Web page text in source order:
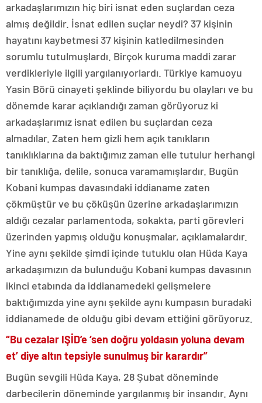
arkadaşlarımızın hiç biri isnat eden suçlardan ceza
almış değildir. İsnat edilen suçlar neydi? 37 kişinin
hayatını kaybetmesi 37 kişinin katledilmesinden
sorumlu tutulmuşlardı. Birçok kuruma maddi zarar
verdikleriyle ilgili yargılanıyorlardı. Türkiye kamuoyu
Yasin Börü cinayeti şeklinde biliyordu bu olayları ve bu
dönemde karar açıklandığı zaman görüyoruz ki
arkadaşlarımız isnat edilen bu suçlardan ceza
almadılar. Zaten hem gizli hem açık tanıkların
tanıklıklarına da baktığımız zaman elle tutulur herhangi
bir tanıklığa, delile, sonuca varamamışlardır. Bugün
Kobani kumpas davasındaki iddianame zaten
çökmüştür ve bu çöküşün üzerine arkadaşlarımızın
aldığı cezalar parlamentoda, sokakta, parti görevleri
üzerinden yapmış olduğu konuşmalar, açıklamalardır.
Yine aynı şekilde şimdi içinde tutuklu olan Hüda Kaya
arkadaşımızın da bulunduğu Kobani kumpas davasının
ikinci etabında da iddianamedeki gelişmelere
baktığımızda yine aynı şekilde aynı kumpasın buradaki
iddianamede de olduğu gibi devam ettiğini görüyoruz.
“Bu cezalar IŞİD’e ‘sen doğru yoldasın yoluna devam
et’ diye altın tepsiyle sunulmuş bir karardır”
Bugün sevgili Hüda Kaya, 28 Şubat döneminde
darbecilerin döneminde yargılanmış bir insandır. Aynı